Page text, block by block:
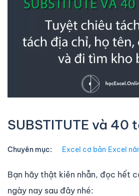
SUBSTITUTE và 40
Chuyên mục: Excel cơ bản∙Excel
Bạn hãy thật kiên nhẫn, đọc hết
ngày nay sau đây nhé: